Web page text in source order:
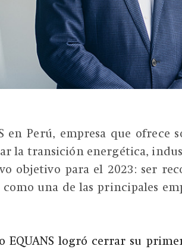
en Perú, empresa que ofrece
la transición energética,
objetivo para el 2023: ser
una de las principales
EQUANS logró cerrar su